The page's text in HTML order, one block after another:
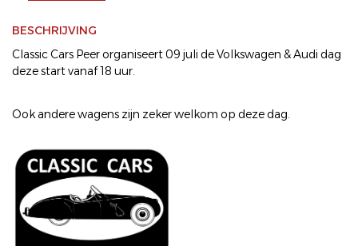
BESCHRIJVING
Classic Cars Peer organiseert 09 juli de Volkswagen & Audi dag
deze start vanaf 18 uur.
Ook andere wagens zijn zeker welkom op deze dag.